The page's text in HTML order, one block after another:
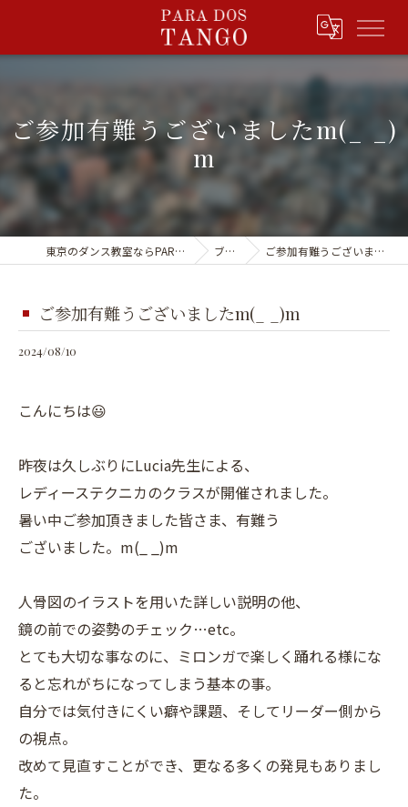
ご参加有難うございましたm(_ _)
m
東京のダンス教室ならPARA DOS TANGO ブログ ご参加有難うございましたm(_ _)m
ご参加有難うございましたm(_ _)m
2024/08/10
こんにちは😃
昨夜は久しぶりにLucia先生による、
レディーステクニカのクラスが開催されました。
暑い中ご参加頂きました皆さま、有難う
ございました。m(_ _)m
人骨図のイラストを用いた詳しい説明の他、
鏡の前での姿勢のチェック…etc。
とても大切な事なのに、ミロンガで楽しく踊れる様にな
ると忘れがちになってしまう基本の事。
自分では気付きにくい癖や課題、そしてリーダー側から
の視点。
改めて見直すことができ、更なる多くの発見もありまし
た。